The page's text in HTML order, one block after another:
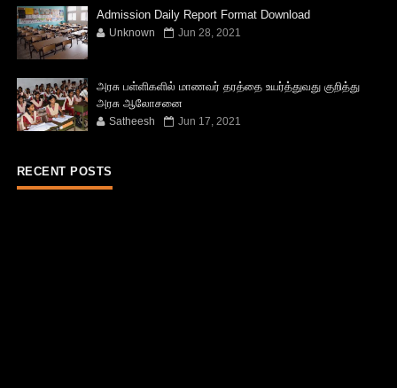
Admission Daily Report Format Download
Unknown Jun 28, 2021
அரசு பள்ளிகளில் மாணவர் தரத்தை உயர்த்துவது குறித்து
அரசு ஆலோசனை
Satheesh Jun 17, 2021
RECENT POSTS